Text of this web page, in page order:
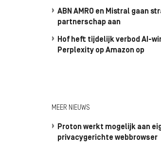
ABN AMRO en Mistral gaan
partnerschap aan
Hof heft tijdelijk verbod AI-
Perplexity op Amazon op
MEER NIEUWS
Proton werkt mogelijk aan
privacygerichte webbrowser